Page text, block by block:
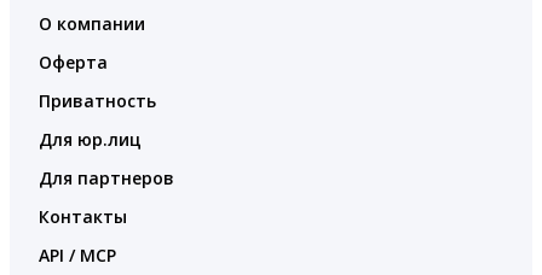
О компании
Оферта
Приватность
Для юр.лиц
Для партнеров
Контакты
API / MCP